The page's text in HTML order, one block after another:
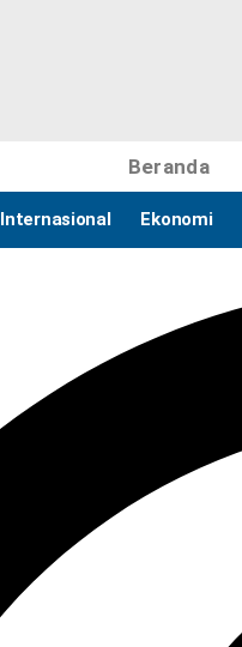
Beranda
Internasional Ekonomi